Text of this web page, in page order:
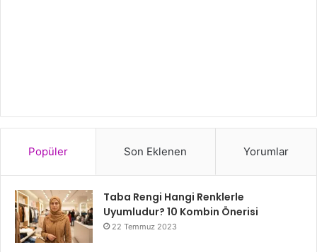
Popüler Son Eklenen Yorumlar
Taba Rengi Hangi Renklerle
Uyumludur? 10 Kombin Önerisi
22 Temmuz 2023